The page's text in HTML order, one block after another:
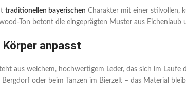
traditionellen bayerischen Charakter mit einer stilvollen,
Ton betont die eingeprägten Muster aus
Körper anpasst
aus weichem, hochwertigem Leder, das sich im
oder beim Tanzen im Bierzelt – das Material